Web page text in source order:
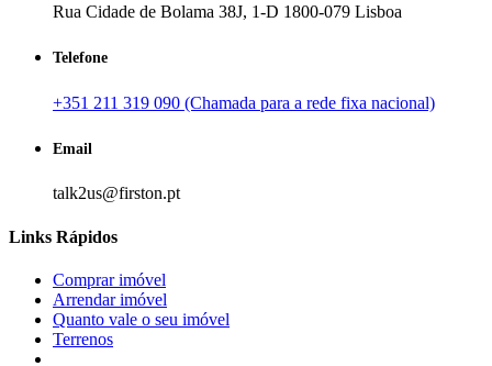
Rua Cidade de Bolama 38J, 1-D 1800-079 Lisboa
Telefone
+351 211 319 090 (Chamada para a rede fixa nacional)
Email
talk2us@firston.pt
Links Rápidos
Comprar imóvel
Arrendar imóvel
Quanto vale o seu imóvel
Terrenos